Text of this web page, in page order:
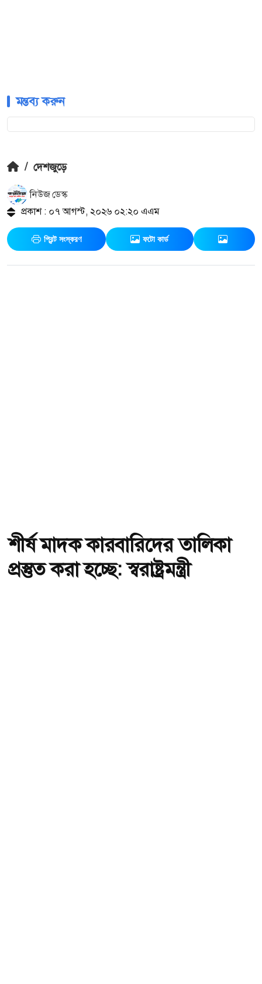
মন্তব্য করুন
/ দেশজুড়ে
নিউজ ডেস্ক
প্রকাশ : ০৭ আগস্ট, ২০২৬ ০২:২০ এএম
প্রিন্ট সংস্করণ ফটো কার্ড
শীর্ষ মাদক কারবারিদের তালিকা
প্রস্তুত করা হচ্ছে: স্বরাষ্ট্রমন্ত্রী